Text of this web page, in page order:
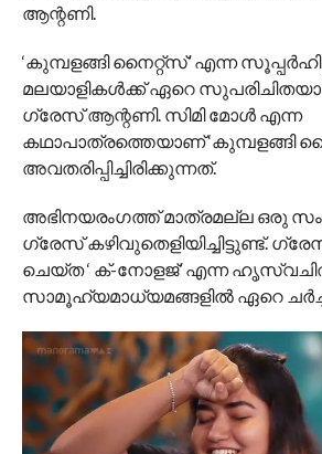
ആന്റണി.
‘കുമ്പളങ്ങി നൈറ്റ്‌സ്’ എന്ന
മലയാളികൾക്ക് ഏറെ
ഗ്രേസ് ആന്റണി. സിമി മോൾ എന്ന
കഥാപാത്രത്തെയാണ് ‘കുമ്പളങ്ങി
അവതരിപ്പിച്ചിരിക്കുന്നത്.
അഭിനയരംഗത്ത് മാത്രമല്ല ഒരു
ഗ്രേസ് കഴിവുതെളിയിച്ചിട്ടുണ്ട്.
ചെയ്‌ത ‘ ക്-നോളജ്’ എന്ന
സാമൂഹ്യമാധ്യമങ്ങളിൽ ഏറെ